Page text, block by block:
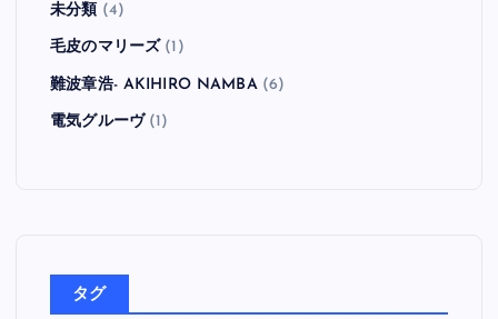
未分類 (4)
毛皮のマリーズ (1)
難波章浩- AKIHIRO NAMBA(6)
電気グルーヴ(1)
タグ